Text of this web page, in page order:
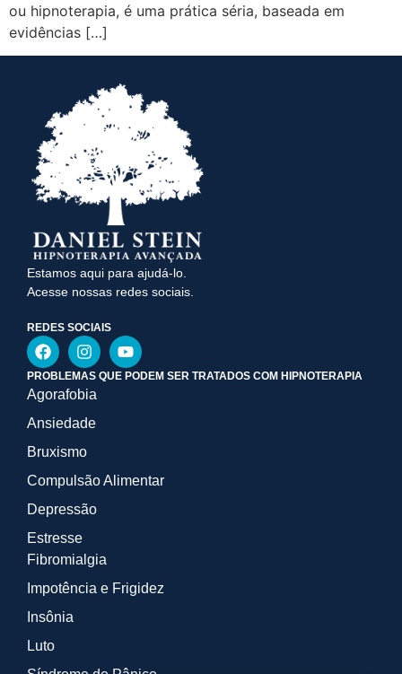
ou hipnoterapia, é uma prática séria, baseada em
evidências […]
Estamos aqui para ajudá-lo.
Acesse nossas redes sociais.
REDES SOCIAIS
PROBLEMAS QUE PODEM SER TRATADOS COM HIPNOTERAPIA
Agorafobia
Ansiedade
Bruxismo
Compulsão Alimentar
Depressão
Estresse
Fibromialgia
Impotência e Frigidez
Insônia
Luto